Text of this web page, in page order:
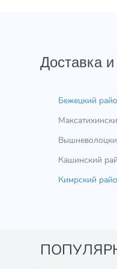
Доставка
Бежецкий
Кашинский
Кимрский